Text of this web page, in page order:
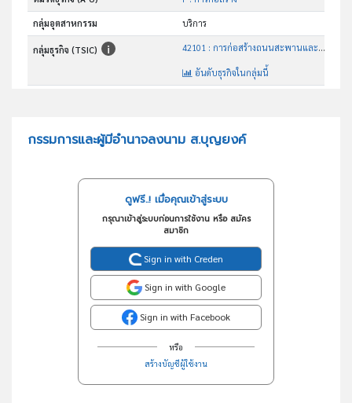
กลุ่มอุตสาหกรรม บริการ
กลุ่มธุรกิจ (TSIC) 42101 : การก่อสร้างถนนสะพานและอุโมงค์
อันดับธุรกิจในกลุ่มนี้
กรรมการและผู้มีอำนาจลงนาม ส.บุญยงค์
ดูฟรี..! เมื่อคุณเข้าสู่ระบบ
กรุณาเข้าสู่ระบบก่อนการใช้งาน หรือ สมัคร
สมาชิก
Sign in with Creden
Sign in with Google
Sign in with Facebook
หรือ
สร้างบัญชีผู้ใช้งาน